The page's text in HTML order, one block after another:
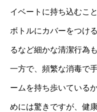
イベートに持ち込むこ
ボトルにカバーをつけ
るなど細かな清潔行為
一方で、頻繁な消毒で
ームを持ち歩いている
めには驚きですが、健